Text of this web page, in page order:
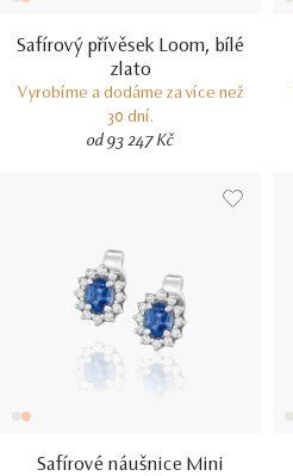
Safírový přívěsek Loom, bílé
zlato
Vyrobíme a dodáme za více než
30 dní.
od 93 247 Kč
Safírové náušnice Mini